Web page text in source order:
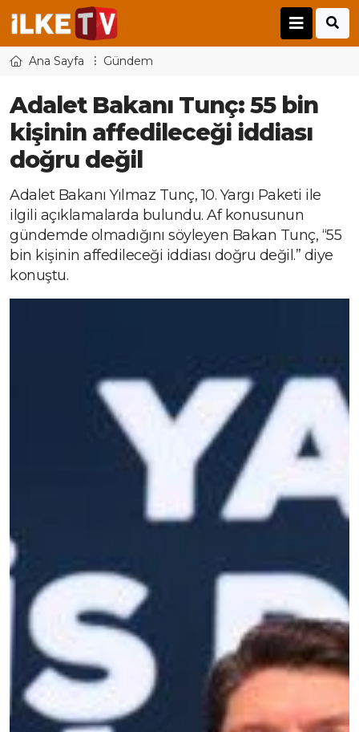
Ana Sayfa Gündem
Adalet Bakanı Tunç: 55 bin
kişinin affedileceği iddiası
doğru değil
Adalet Bakanı Yılmaz Tunç, 10. Yargı Paketi ile
ilgili açıklamalarda bulundu. Af konusunun
gündemde olmadığını söyleyen Bakan Tunç, “55
bin kişinin affedileceği iddiası doğru değil.” diye
konuştu.